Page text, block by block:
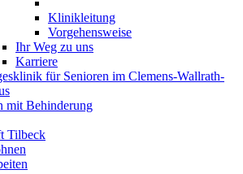
Klinikleitung
Vorgehensweise
Ihr Weg zu uns
Karriere
für Senioren im Clemens-Wallrath-
mit Behinderung
Tilbeck